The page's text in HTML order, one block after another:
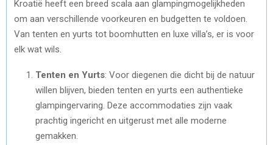
Kroatië heeft een breed scala aan glampingmogelijkheden
om aan verschillende voorkeuren en budgetten te voldoen.
Van tenten en yurts tot boomhutten en luxe villa’s, er is voor
elk wat wils.
Tenten en Yurts: Voor diegenen die dicht bij de natuur
willen blijven, bieden tenten en yurts een authentieke
glampingervaring. Deze accommodaties zijn vaak
prachtig ingericht en uitgerust met alle moderne
gemakken.